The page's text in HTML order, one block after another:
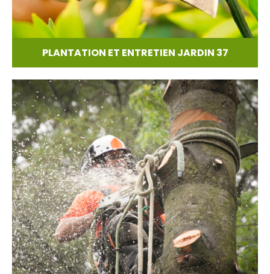
PLANTATION ET ENTRETIEN JARDIN 37